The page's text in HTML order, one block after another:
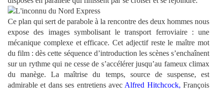
Ce plan qui sert de parabole à la rencontre des deux hommes nous
expose des images symbolisant le transport ferroviaire : une
mécanique complexe et efficace. Cet adjectif reste le maître mot
du film : dès cette séquence d’introduction les scènes s’enchaînent
sur un rythme qui ne cesse de s’accélérer jusqu’au fameux climax
du manège. La maîtrise du temps, source de suspense, est
admirable et dans ses entretiens avec Alfred Hitchcock, François